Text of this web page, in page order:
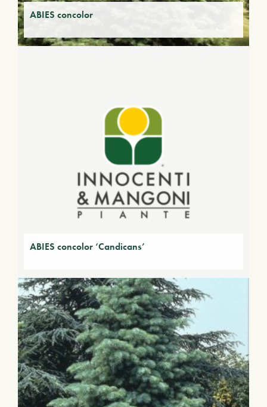
ABIES concolor
ABIES concolor ‘Candicans’